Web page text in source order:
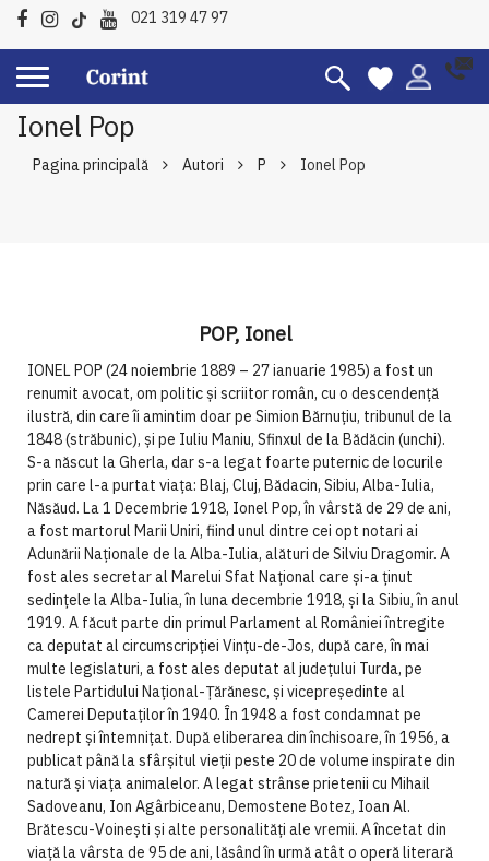
021 319 47 97
Ionel Pop
Pagina principală Autori P Ionel Pop
POP, Ionel
IONEL POP (24 noiembrie 1889 – 27 ianuarie 1985) a fost un
renumit avocat, om politic și scriitor român, cu o descendență
ilustră, din care îi amintim doar pe Simion Bărnuțiu, tribunul de la
1848 (străbunic), și pe Iuliu Maniu, Sfinxul de la Bădăcin (unchi).
S-a născut la Gherla, dar s-a legat foarte puternic de locurile
prin care l-a purtat viața: Blaj, Cluj, Bădacin, Sibiu, Alba-Iulia,
Năsăud. La 1 Decembrie 1918, Ionel Pop, în vârstă de 29 de ani,
a fost martorul Marii Uniri, fiind unul dintre cei opt notari ai
Adunării Naționale de la Alba-Iulia, alături de Silviu Dragomir. A
fost ales secretar al Marelui Sfat Național care și-a ținut
sedințele la Alba-Iulia, în luna decembrie 1918, și la Sibiu, în anul
1919. A făcut parte din primul Parlament al României întregite
ca deputat al circumscripției Vințu-de-Jos, după care, în mai
multe legislaturi, a fost ales deputat al județului Turda, pe
listele Partidului Național-Țărănesc, și vicepreședinte al
Camerei Deputaților în 1940. În 1948 a fost condamnat pe
nedrept și întemnițat. După eliberarea din închisoare, în 1956, a
publicat până la sfârșitul vieții peste 20 de volume inspirate din
natură și viața animalelor. A legat strânse prietenii cu Mihail
Sadoveanu, Ion Agârbiceanu, Demostene Botez, Ioan Al.
Brătescu-Voinești și alte personalități ale vremii. A încetat din
viață la vârsta de 95 de ani, lăsând în urmă atât o operă literară